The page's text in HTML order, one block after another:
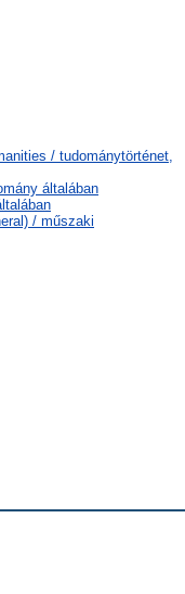
/ tudománytörténet,
általában
/ műszaki